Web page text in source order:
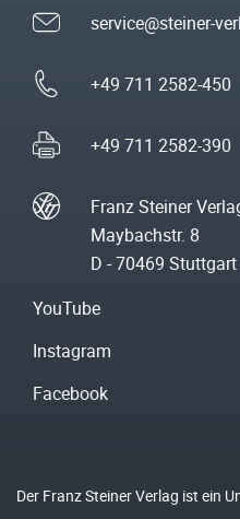
service@steiner-
+49 711 2582-450
+49 711 2582-390
Franz Steiner
Maybachstr. 8
D - 70469 Stuttgart
YouTube
Instagram
Facebook
Der Franz Steiner Verlag ist ein